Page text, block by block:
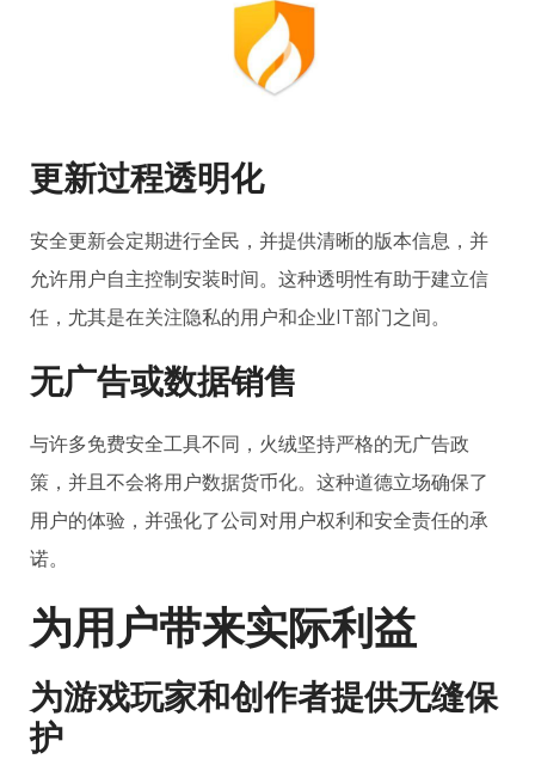
更新过程透明化
安全更新会定期进行全民，并提供清晰的版本信息，并
允许用户自主控制安装时间。这种透明性有助于建立信
任，尤其是在关注隐私的用户和企业IT部门之间。
无广告或数据销售
与许多免费安全工具不同，火绒坚持严格的无广告政
策，并且不会将用户数据货币化。这种道德立场确保了
用户的体验，并强化了公司对用户权利和安全责任的承
诺。
为用户带来实际利益
为游戏玩家和创作者提供无缝保
护